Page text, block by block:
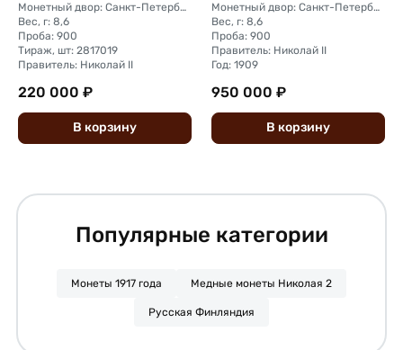
Монетный двор: Санкт-Петербургский монетный двор
Вес, г: 8,6
Проба: 900
Тираж, шт: 2817019
Правитель: Николай II
220 000 ₽
В корзину
Монетный двор: Санкт-Петербургский монетный двор
Вес, г: 8,6
Проба: 900
Правитель: Николай II
Год: 1909
950 000 ₽
В корзину
Популярные категории
Монеты 1917 года Медные монеты Николая 2
Русская Финляндия